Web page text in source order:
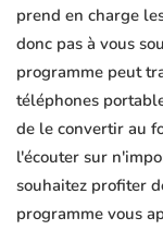
prend en charge
donc pas à vous
programme peut
téléphones
de le convertir au
l'écouter sur
souhaitez profiter
programme vous